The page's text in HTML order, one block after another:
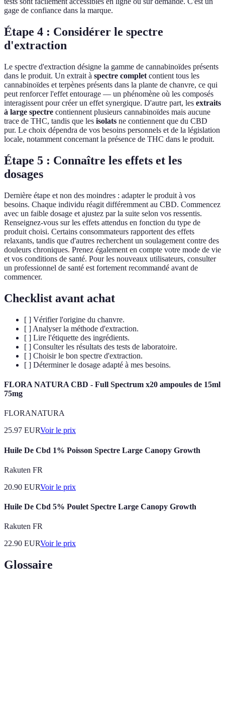
gage de confiance dans la marque.
Étape 4 : Considérer le spectre
d'extraction
Le spectre d'extraction désigne la gamme de cannabinoïdes présents
dans le produit. Un extrait à spectre complet contient tous les
cannabinoïdes et terpènes présents dans la plante de chanvre, ce qui
peut renforcer l'effet entourage — un phénomène où les composés
interagissent pour créer un effet synergique. D'autre part, les extraits
à large spectre contiennent plusieurs cannabinoïdes mais aucune
trace de THC, tandis que les isolats ne contiennent que du CBD
pur. Le choix dépendra de vos besoins personnels et de la législation
locale, notamment concernant la présence de THC dans le produit.
Étape 5 : Connaître les effets et les
dosages
Dernière étape et non des moindres : adapter le produit à vos
besoins. Chaque individu réagit différemment au CBD. Commencez
avec un faible dosage et ajustez par la suite selon vos ressentis.
Renseignez-vous sur les effets attendus en fonction du type de
produit choisi. Certains consommateurs rapportent des effets
relaxants, tandis que d'autres recherchent un soulagement contre des
douleurs chroniques. Prenez également en compte votre mode de vie
et vos conditions de santé. Pour les nouveaux utilisateurs, consulter
un professionnel de santé est fortement recommandé avant de
commencer.
Checklist avant achat
[ ] Vérifier l'origine du chanvre.
[ ] Analyser la méthode d'extraction.
[ ] Lire l'étiquette des ingrédients.
[ ] Consulter les résultats des tests de laboratoire.
[ ] Choisir le bon spectre d'extraction.
[ ] Déterminer le dosage adapté à mes besoins.
FLORA NATURA CBD - Full Spectrum x20 ampoules de 15ml
75mg
FLORANATURA
25.97 EURVoir le prix
Huile De Cbd 1% Poisson Spectre Large Canopy Growth
Rakuten FR
20.90 EURVoir le prix
Huile De Cbd 5% Poulet Spectre Large Canopy Growth
Rakuten FR
22.90 EURVoir le prix
Glossaire